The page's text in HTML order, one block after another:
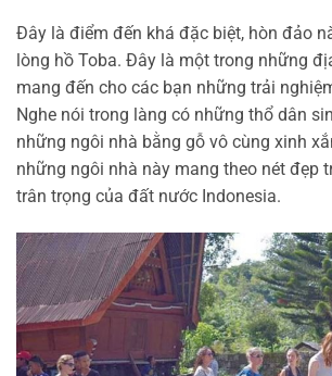
Đây là điểm đến khá đặc biệt, hòn đảo
lòng hồ Toba. Đây là một trong những
mang đến cho các bạn những trải
Nghe nói trong làng có những thổ dân
những ngôi nhà bằng gỗ vô cùng xinh
những ngôi nhà này mang theo nét đẹp
trân trọng của đất nước Indonesia.